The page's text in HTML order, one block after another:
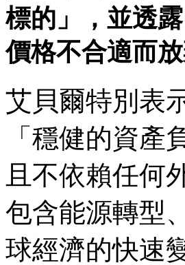
標的」，並透
價格不合適而放
艾貝爾特別表
「穩健的資
且不依賴任何
包含能源轉型
球經濟的快速